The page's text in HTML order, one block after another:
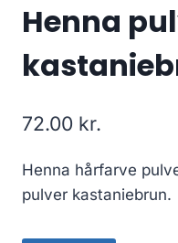
Henna
72.00 kr.
Henna hårfarve
pulver kastaniebrun.